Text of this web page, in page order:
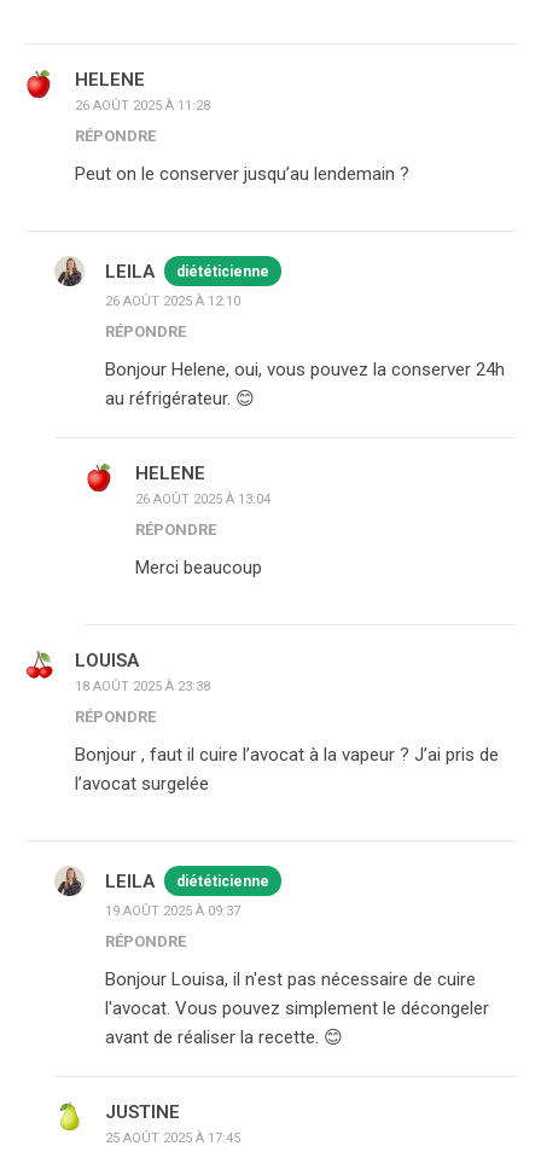
HELENE
26 AOÛT 2025 À 11:28
RÉPONDRE
Peut on le conserver jusqu’au lendemain ?
LEILA diététicienne
26 AOÛT 2025 À 12:10
RÉPONDRE
Bonjour Helene, oui, vous pouvez la conserver 24h
au réfrigérateur. 😊
HELENE
26 AOÛT 2025 À 13:04
RÉPONDRE
Merci beaucoup
LOUISA
18 AOÛT 2025 À 23:38
RÉPONDRE
Bonjour , faut il cuire l’avocat à la vapeur ? J’ai pris de
l’avocat surgelée
LEILA diététicienne
19 AOÛT 2025 À 09:37
RÉPONDRE
Bonjour Louisa, il n'est pas nécessaire de cuire
l'avocat. Vous pouvez simplement le décongeler
avant de réaliser la recette. 😊
JUSTINE
25 AOÛT 2025 À 17:45